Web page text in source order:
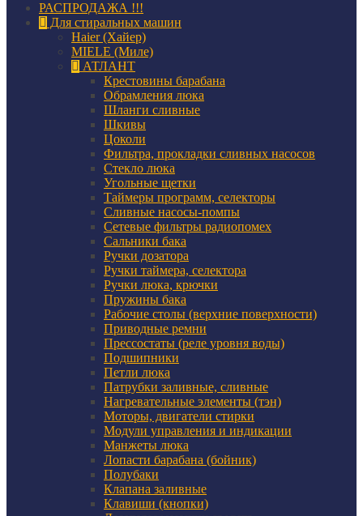
РАСПРОДАЖА !!!
Для стиральных машин
Haier (Хайер)
MIELE (Миле)
АТЛАНТ
Крестовины барабана
Обрамления люка
Шланги сливные
Шкивы
Цоколи
Фильтра, прокладки сливных насосов
Стекло люка
Угольные щетки
Таймеры программ, селекторы
Сливные насосы-помпы
Сетевые фильтры радиопомех
Сальники бака
Ручки дозатора
Ручки таймера, селектора
Ручки люка, крючки
Пружины бака
Рабочие столы (верхние поверхности)
Приводные ремни
Прессостаты (реле уровня воды)
Подшипники
Петли люка
Патрубки заливные, сливные
Нагревательные элементы (тэн)
Моторы, двигатели стирки
Модули управления и индикации
Манжеты люка
Лопасти барабана (бойник)
Полубаки
Клапана заливные
Клавиши (кнопки)